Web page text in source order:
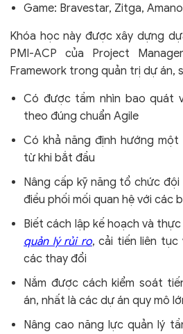
Game: Bravestar, Zitga,
Khóa học này được xây dựng
PMI-ACP của Project
Framework trong quản trị dự án,
Có được tầm nhìn bao quát
theo đúng chuẩn Agile
Có khả năng định hướng
từ khi bắt đầu
Nâng cấp kỹ năng tổ chức
điều phối mối quan hệ với các
Biết cách lập kế hoạch và
quản lý rủi ro, cải tiến liên tục
các thay đổi
Nắm được cách kiểm soát
án, nhất là các dự án quy mô
Nâng cao năng lực quản lý